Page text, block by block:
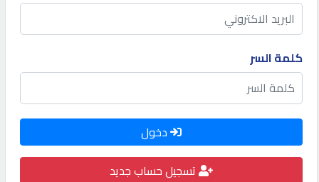
كيو
نمبر
كيو
كارز
كيو
كلمة السر
دخول
تسجيل حساب جديد